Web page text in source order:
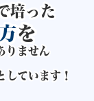
培った
を
りません
ています！